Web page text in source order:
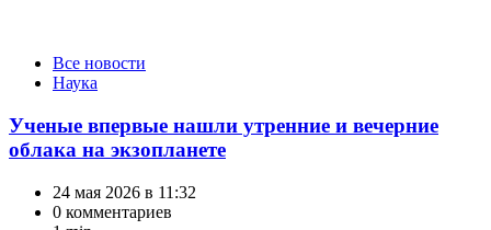
КатегорииВсе новости
Наука
Ученые впервые нашли утренние и вечерние
облака на экзопланете
24 мая 2026 в 11:32
0 комментариев